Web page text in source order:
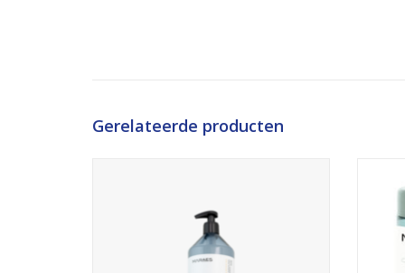
Gerelateerde producten
TOEVOEGEN AAN WINKELWAGEN